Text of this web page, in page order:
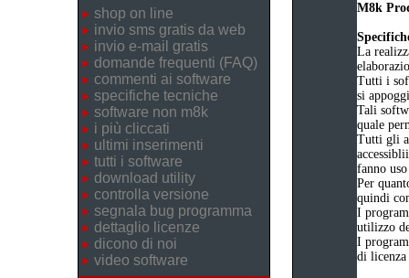
shop on line
invio sms gratis da web
invio e-mail gratis
domande frequenti (FAQ)
commenti ai software
specifiche tecniche
software non m8k
i più cliccati
ultimi inserimenti
tutti i software
download utility
controlla versione
segnala bug programma
dettaglio licenze
dicono di noi
video software
M8k
La
Tutti i
si
Tali
quale
Tutti gli
fanno uso
Per
quindi
I
utilizzo
I
di licenza